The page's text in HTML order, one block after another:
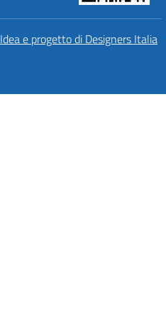
Idea e progetto di Designers Italia